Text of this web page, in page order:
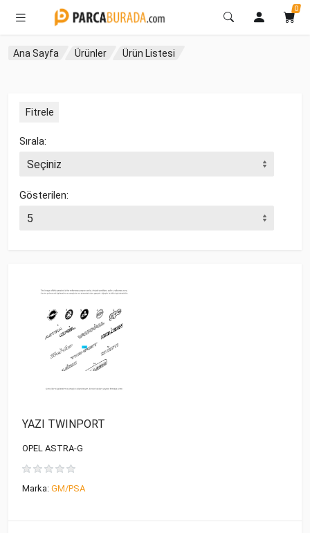
0
Ana Sayfa Ürünler Ürün Listesi
Fitrele
Sırala:
Gösterilen:
YAZI TWINPORT
OPEL ASTRA-G
Marka: GM/PSA